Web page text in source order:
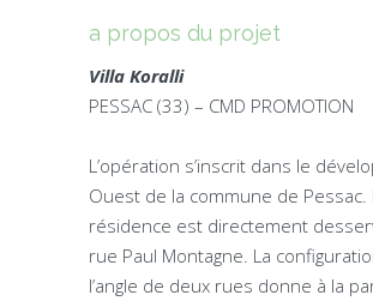
a propos du projet
Villa Koralli
PESSAC (33) – CMD PROMOTION
L’opération s’inscrit dans le
Ouest de la commune de Pessac.
résidence est directement
rue Paul Montagne. La
l’angle de deux rues donne à la